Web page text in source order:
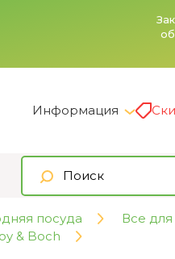
Информация
посуда Все
& Boch